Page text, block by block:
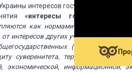
интересов государства в
«интересы государства»
. В
как нормами Конституции
интересов других участников
(политических,
суверенитета, территориальной
экономической, информационной,